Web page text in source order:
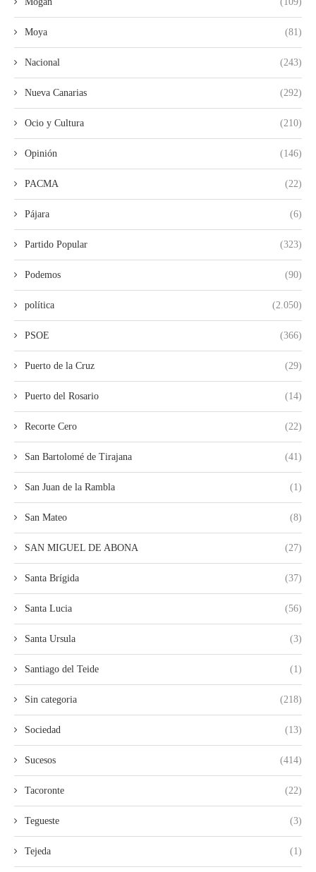
Moya (81)
Nacional (243)
Nueva Canarias (292)
Ocio y Cultura (210)
Opinión (146)
PACMA (22)
Pájara (6)
Partido Popular (323)
Podemos (90)
política (2.050)
PSOE (366)
Puerto de la Cruz (29)
Puerto del Rosario (14)
Recorte Cero (22)
San Bartolomé de Tirajana (41)
San Juan de la Rambla (1)
San Mateo (8)
SAN MIGUEL DE ABONA (27)
Santa Brígida (37)
Santa Lucia (56)
Santa Ursula (3)
Santiago del Teide (1)
Sin categoria (218)
Sociedad (13)
Sucesos (414)
Tacoronte (22)
Tegueste (3)
Tejeda (1)